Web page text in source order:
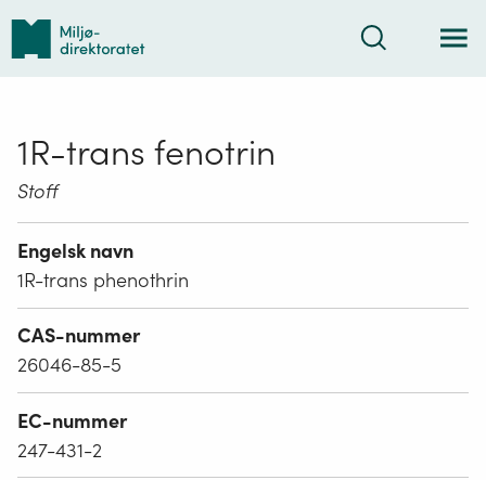
Tilbake
forsiden
Søk
1R-trans fenotrin
Stoff
Engelsk navn
1R-trans phenothrin
CAS-nummer
26046-85-5
EC-nummer
247-431-2